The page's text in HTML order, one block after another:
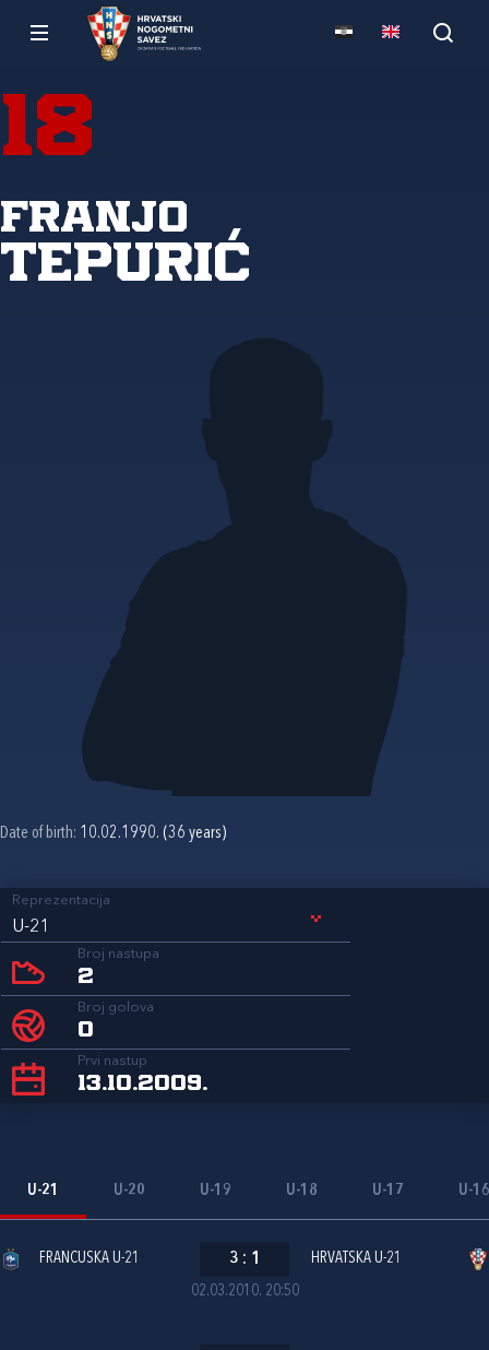
18
Franjo
Tepurić
Date of birth: 10.02.1990. (36 years)
Reprezentacija
U-21
Broj nastupa
2
Broj golova
0
Prvi nastup
13.10.2009.
U-21 U-20 U-19 U-18 U-17 U-16
02.03.2010. 20:50
FRANCUSKA U-21 3 : 1 HRVATSKA U-21